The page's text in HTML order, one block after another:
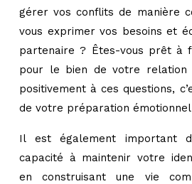
gérer vos conflits de manière
vous exprimer vos besoins et
partenaire ? Êtes-vous prêt à
pour le bien de votre relation
positivement à ces questions,
de votre préparation
Il est également important
capacité à maintenir votre
en construisant une vie